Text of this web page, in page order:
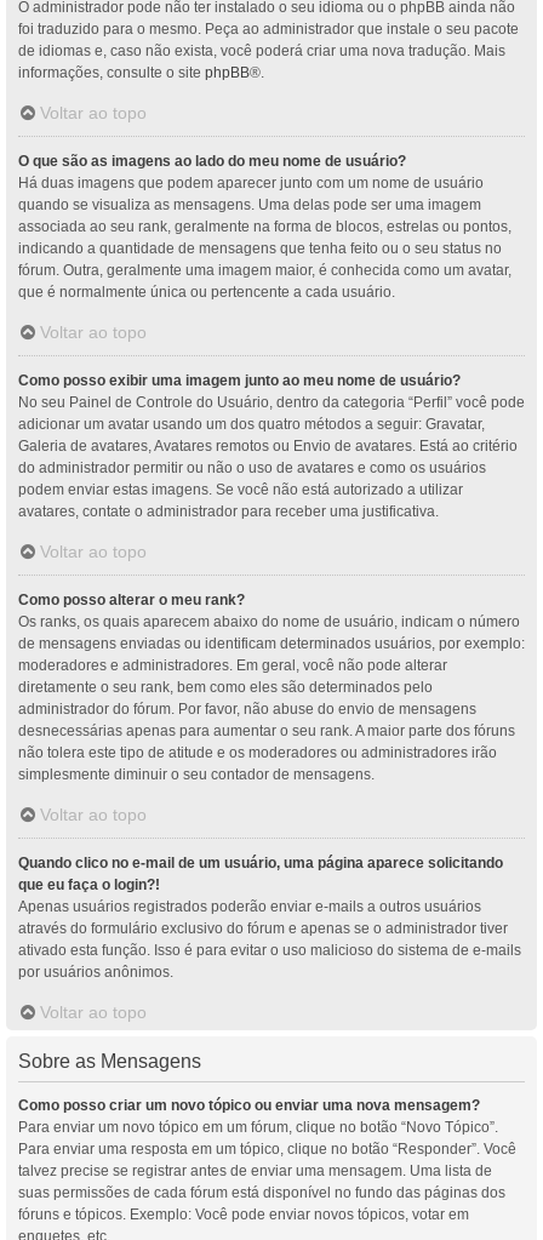
O administrador pode não ter instalado o seu idioma ou o phpBB ainda não
foi traduzido para o mesmo. Peça ao administrador que instale o seu pacote
de idiomas e, caso não exista, você poderá criar uma nova tradução. Mais
informações, consulte o site phpBB®.
Voltar ao topo
O que são as imagens ao lado do meu nome de usuário?
Há duas imagens que podem aparecer junto com um nome de usuário
quando se visualiza as mensagens. Uma delas pode ser uma imagem
associada ao seu rank, geralmente na forma de blocos, estrelas ou pontos,
indicando a quantidade de mensagens que tenha feito ou o seu status no
fórum. Outra, geralmente uma imagem maior, é conhecida como um avatar,
que é normalmente única ou pertencente a cada usuário.
Voltar ao topo
Como posso exibir uma imagem junto ao meu nome de usuário?
No seu Painel de Controle do Usuário, dentro da categoria “Perfil” você pode
adicionar um avatar usando um dos quatro métodos a seguir: Gravatar,
Galeria de avatares, Avatares remotos ou Envio de avatares. Está ao critério
do administrador permitir ou não o uso de avatares e como os usuários
podem enviar estas imagens. Se você não está autorizado a utilizar
avatares, contate o administrador para receber uma justificativa.
Voltar ao topo
Como posso alterar o meu rank?
Os ranks, os quais aparecem abaixo do nome de usuário, indicam o número
de mensagens enviadas ou identificam determinados usuários, por exemplo:
moderadores e administradores. Em geral, você não pode alterar
diretamente o seu rank, bem como eles são determinados pelo
administrador do fórum. Por favor, não abuse do envio de mensagens
desnecessárias apenas para aumentar o seu rank. A maior parte dos fóruns
não tolera este tipo de atitude e os moderadores ou administradores irão
simplesmente diminuir o seu contador de mensagens.
Voltar ao topo
Quando clico no e-mail de um usuário, uma página aparece solicitando
que eu faça o login?!
Apenas usuários registrados poderão enviar e-mails a outros usuários
através do formulário exclusivo do fórum e apenas se o administrador tiver
ativado esta função. Isso é para evitar o uso malicioso do sistema de e-mails
por usuários anônimos.
Voltar ao topo
Sobre as Mensagens
Como posso criar um novo tópico ou enviar uma nova mensagem?
Para enviar um novo tópico em um fórum, clique no botão “Novo Tópico”.
Para enviar uma resposta em um tópico, clique no botão “Responder”. Você
talvez precise se registrar antes de enviar uma mensagem. Uma lista de
suas permissões de cada fórum está disponível no fundo das páginas dos
fóruns e tópicos. Exemplo: Você pode enviar novos tópicos, votar em
enquetes, etc.